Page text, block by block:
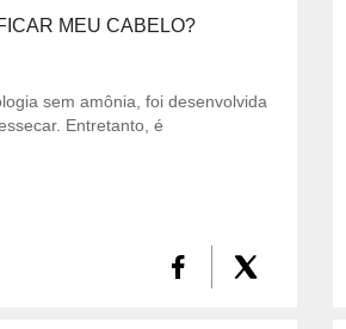
MEU CABELO?
sem amônia, foi desenvolvida
Entretanto, é